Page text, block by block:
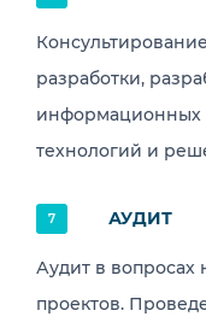
разработки,
информационных
технологий и
АУДИТ
Аудит в вопросах
проектов.
7